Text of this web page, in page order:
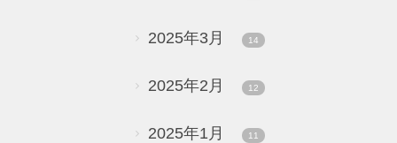
2025年3月 14
2025年2月 12
2025年1月 11